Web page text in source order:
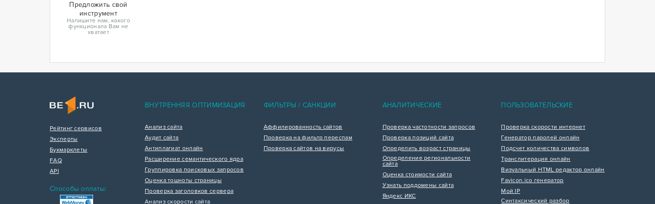
Предложить свой
инструмент
Напишите нам, какого
функционала Вам не
хватает
Рейтинг сервисов
Эксперты
Букмарклеты
FAQ
API
Способы оплаты:
ВНУТРЕННЯЯ ОПТИМИЗАЦИЯ
Анализ сайта
Аудит сайта
Антиплагиат онлайн
Расширение семантического ядра
Группировка поисковых запросов
Оценка тошноты страницы
Проверка заголовков сервера
Анализ скорости сайта
ФИЛЬТРЫ / САНКЦИИ
Аффилированность сайтов
Проверка на фильтр переспам
Проверка сайтов на вирусы
АНАЛИТИЧЕСКИЕ
Проверка частотности запросов
Проверка позиций сайта
Определить возраст страницы
Определение региональности
сайта
Оценка стоимости сайта
Узнать поддомены сайта
Яндекс ИКС
ПОЛЬЗОВАТЕЛЬСКИЕ
Проверка скорости интернет
Генератор паролей онлайн
Подсчет количества символов
Транслитерация онлайн
Визуальный HTML редактор онлайн
Favicon.ico генератор
Мой IP
Синтаксический разбор